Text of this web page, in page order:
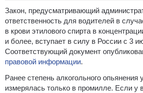
Закон, предусматривающий
ответственность для водителей в
в крови этилового спирта в
и более, вступает в силу в России с 3
Соответствующий документ
правовой информации.
Ранее степень алкогольного опьянения
измерялась только в промилле. Если у